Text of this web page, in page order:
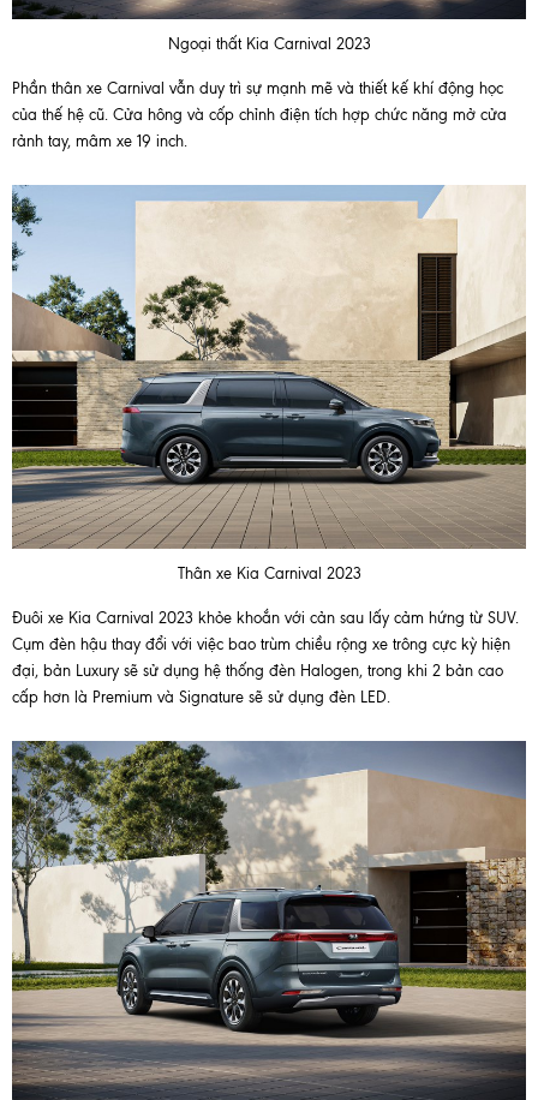
Ngoại thất Kia Carnival 2023
Phần thân xe Carnival vẫn duy trì sự mạnh mẽ và thiết kế khí động học
của thế hệ cũ. Cửa hông và cốp chỉnh điện tích hợp chức năng mở cửa
rảnh tay, mâm xe 19 inch.
Thân xe Kia Carnival 2023
Đuôi xe Kia Carnival 2023 khỏe khoắn với cản sau lấy cảm hứng từ SUV.
Cụm đèn hậu thay đổi với việc bao trùm chiều rộng xe trông cực kỳ hiện
đại, bản Luxury sẽ sử dụng hệ thống đèn Halogen, trong khi 2 bản cao
cấp hơn là Premium và Signature sẽ sử dụng đèn LED.